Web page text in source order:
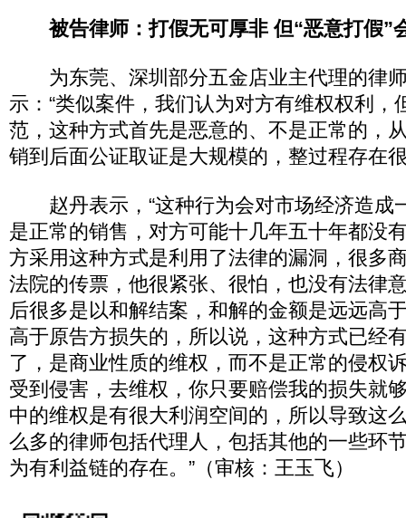
被告律师：打假无可厚非 但“恶意打假”
为东莞、深圳部分五金店业主代理的律
示：“类似案件，我们认为对方有维权权利，
范，这种方式首先是恶意的、不是正常的，
销到后面公证取证是大规模的，整过程存在
赵丹表示，“这种行为会对市场经济造成
是正常的销售，对方可能十几年五十年都没
方采用这种方式是利用了法律的漏洞，很多
法院的传票，他很紧张、很怕，也没有法律
后很多是以和解结案，和解的金额是远远高
高于原告方损失的，所以说，这种方式已经
了，是商业性质的维权，而不是正常的侵权
受到侵害，去维权，你只要赔偿我的损失就
中的维权是有很大利润空间的，所以导致这
么多的律师包括代理人，包括其他的一些环
为有利益链的存在。”（审核：王玉飞）